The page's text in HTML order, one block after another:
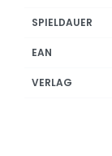
SPIELDAUER
EAN
VERLAG